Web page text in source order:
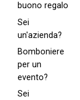
buono regalo
Sei
un'azienda?
Bomboniere
per un
evento?
Sei